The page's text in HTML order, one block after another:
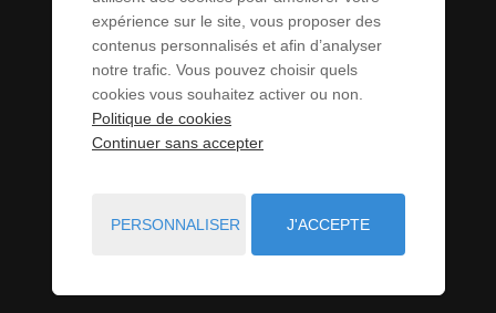
VENDRE À
SAINT-
HIPPOLYTE (66)
VOUS ÊTES ICI : ACCUEIL
VENTE
SAINT-HIPPOLYTE
expérience sur le site, vous proposer des
contenus personnalisés et afin d’analyser
notre trafic. Vous pouvez choisir quels
cookies vous souhaitez activer ou non.
Politique de cookies
Continuer sans accepter
PERSONNALISER J'ACCEPTE